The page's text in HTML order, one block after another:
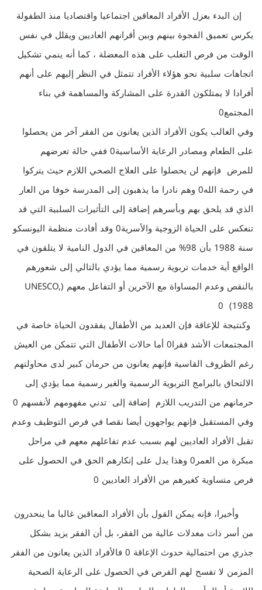
إن البدء بعزل الأفراد المعاقين اجتماعيا واقتصاديا منذ الطفولة
يكرس تعميق الفجوة بينهم وبين أقرانهم العاديين ويقلل في نفس
الوقت من فرص التغلب على هذه المعضلة ، كما أنه ينمي تشكيل
اتجاهات سلبية نحو هؤلاء الأفراد تتمثل في النظر إليهم على أنهم
أفرادا لا يمتلكون القدرة على المشاركة والمساهمة في بناء
المجتمع0
وفي الغالب يكون الأفراد الذين يعانون من الفقر آخر من يحصلوا
على الطعام ومصادر الرعاية الأساسية0 ففي حالة تعرضهم
للمرض فإنهم لن يحصلوا على العلاج الصحي اللازم حيث يتركوا
في رحمة الله0 وهم نادرا ما يذهبون إلى المدرسة خوفا من العار
الذي قد يلحق بهم وبأسرهم إضافة إلى التأثيرات السلبية التي قد
تنعكس على الحياة الزوجية والأسرية0 وقد أفادت منظمة اليونسكو
سنة 1988 بأن 98% من المعاقين في الدول النامية لا يتلقون في
الواقع أية خدمات تربوية رسمية مما يؤدي بالتالي إلى شعورهم
بالنقص وعدم المساواة مع الآخرين أو التفاعل معهم (UNESCO,
1988) 0
وكنتيجة للإعاقة فإن العديد من الأطفال يفقدون الحياة خاصة في
المجتمعات الأشد فقرا0 أما حالات الأطفال التي تتمكن من العيش
رغم الظروف القاسية فإنهم يعانون من حرمان كبير لدى محاولتهم
الالتحاق بالبرامج التربوية الرسمية والغير رسمية مما يؤدي إلى
حرمانهم من التدريب اللازم إضافة إلى تدني مفهومهم لأنفسهم 0
وفي المستقبل فإنهم يواجهون أيضا نقصا في فرص التوظيف وعدم
تقبل الأفراد العاديين لهم بسبب عدم تفاعلهم معهم في مراحل
مبكرة من العمر0 وهذا يدل على إنكارهم الحق في الحصول على
فرص متساوية كغيرهم من الأفراد العاديين 0
وأخيرا، فإنه يمكن القول بأن الأفراد المعاقين غالبا ما ينحدرون
من أسر ذات معدلات عالية من الفقر، بل أن الفقر يزيد بشكل
جذري من احتمالية حدوث الإعاقة 0 فالأفراد الذين يعانون من الفقر
المزمن لا تفسح لهم الفرص في الحصول على الرعاية الصحية